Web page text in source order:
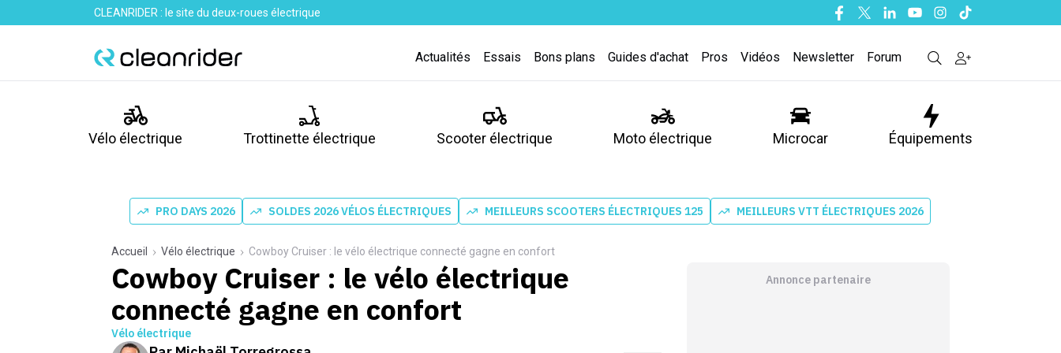
CLEANRIDER : le site du deux-roues électrique Facebook
TwitterLinkedinYoutubeInstagram
Tiktok
Actualités Essais Bons plans Guides d'achat Pros Vidéos Newsletter Forum
Vélo électrique Trottinette électrique Scooter électrique Moto électrique Microcar Équipements
PRO DAYS 2026 SOLDES 2026 VÉLOS ÉLECTRIQUES MEILLEURS SCOOTERS ÉLECTRIQUES 125 MEILLEURS VTT ÉLECTRIQUES 2026
Accueil Vélo électrique Cowboy Cruiser : le vélo électrique connecté gagne en confort
Cowboy Cruiser : le vélo électrique
connecté gagne en confort
Vélo électrique
Annonce partenaire